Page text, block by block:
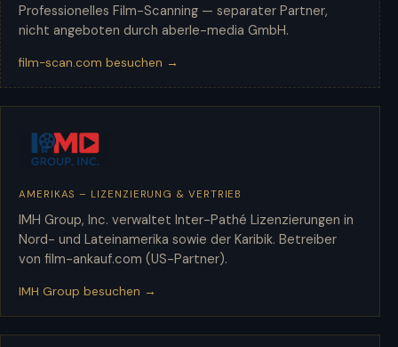
Professionelles Film-Scanning — separater Partner,
nicht angeboten durch aberle-media GmbH.
film-scan.com besuchen →
IMH Group
AMERIKAS – LIZENZIERUNG & VERTRIEB
IMH Group, Inc. verwaltet Inter-Pathé Lizenzierungen in
Nord- und Lateinamerika sowie der Karibik. Betreiber
von film-ankauf.com (US-Partner).
IMH Group besuchen →